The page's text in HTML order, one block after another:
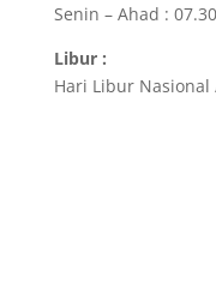
Senin – Ahad :
Libur :
Hari Libur